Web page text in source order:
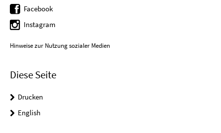
Facebook
Instagram
Hinweise zur Nutzung sozialer Medien
Diese Seite
Drucken
English